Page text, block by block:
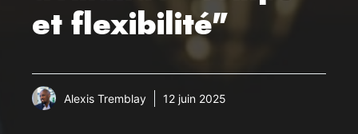
et flexibilité"
Alexis Tremblay 12 juin 2025